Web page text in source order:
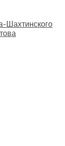
Шахтинского